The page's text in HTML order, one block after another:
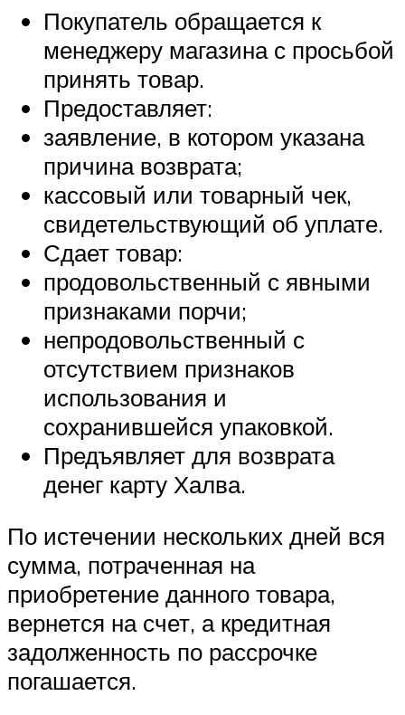
Покупатель обращается к
менеджеру магазина с просьбой
принять товар.
Предоставляет:
заявление, в котором указана
причина возврата;
кассовый или товарный чек,
свидетельствующий об уплате.
Сдает товар:
продовольственный с явными
признаками порчи;
непродовольственный с
отсутствием признаков
использования и
сохранившейся упаковкой.
Предъявляет для возврата
денег карту Халва.
По истечении нескольких дней вся
сумма, потраченная на
приобретение данного товара,
вернется на счет, а кредитная
задолженность по рассрочке
погашается.